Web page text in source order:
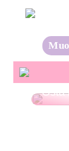
Osta